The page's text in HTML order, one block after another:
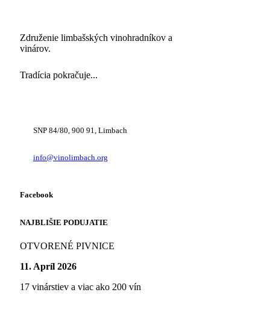
Združenie limbašských vinohradníkov a
vinárov.
Tradícia pokračuje...
SNP 84/80, 900 91, Limbach
info@vinolimbach.org
Facebook
NAJBLIŠIE PODUJATIE
OTVORENÉ PIVNICE
11. Apríl 2026
17 vinárstiev a viac ako 200 vín